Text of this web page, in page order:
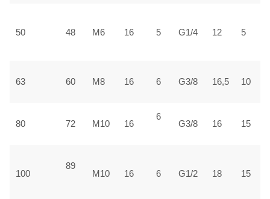
50 48 М6 16 5 G1/4 12 5
63 60 М8 16 6 G3/8 16,5 10
80 72 М10 16
6
G3/8 16 15
100
89
М10 16 6 G1/2 18 15